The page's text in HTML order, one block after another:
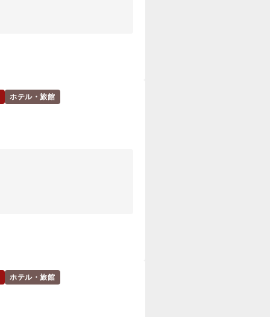
ホテル・旅館
ホテル・旅館